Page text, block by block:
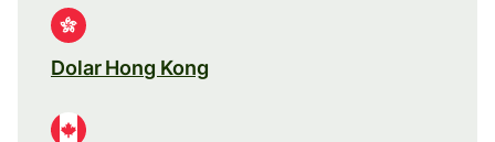
Dolar Hong Kong